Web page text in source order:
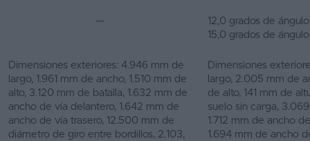
—
12,0 grados de
15,0 grados de
Dimensiones exteriores: 4.946 mm de
largo, 1.961 mm de ancho, 1.510 mm de
alto, 3.120 mm de batalla, 1.632 mm de
ancho de vía delantero, 1.642 mm de
ancho de vía trasero, 12.500 mm de
diámetro de giro entre bordillos, 2.103,
Dimensiones
largo, 2.005 mm de
de alto, 141 mm de
suelo sin carga,
1.712 mm de ancho
1.694 mm de ancho